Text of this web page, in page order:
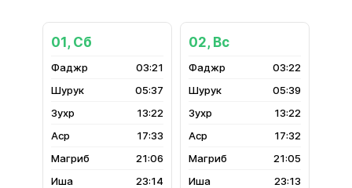
01, Сб
03:21
05:37
13:22
17:33
21:06
23:14
02, Вс
03:22
05:39
13:22
17:32
21:05
23:13